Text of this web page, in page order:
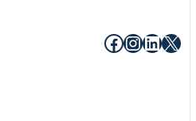
Facebook
X